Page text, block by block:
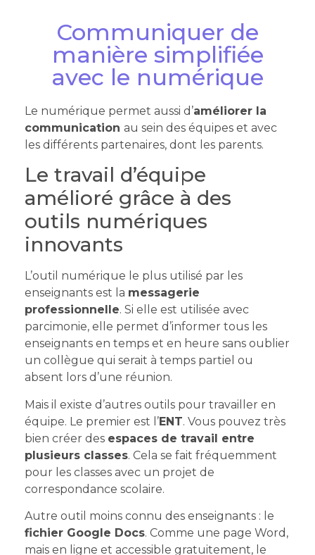
Communiquer de
manière simplifiée
avec le numérique
Le numérique permet aussi d’améliorer la
communication au sein des équipes et avec
les différents partenaires, dont les parents.
Le travail d’équipe
amélioré grâce à des
outils numériques
innovants
L’outil numérique le plus utilisé par les
enseignants est la messagerie
professionnelle. Si elle est utilisée avec
parcimonie, elle permet d’informer tous les
enseignants en temps et en heure sans oublier
un collègue qui serait à temps partiel ou
absent lors d’une réunion.
Mais il existe d’autres outils pour travailler en
équipe. Le premier est l’ENT. Vous pouvez très
bien créer des espaces de travail entre
plusieurs classes. Cela se fait fréquemment
pour les classes avec un projet de
correspondance scolaire.
Autre outil moins connu des enseignants : le
fichier Google Docs. Comme une page Word,
mais en ligne et accessible gratuitement, le